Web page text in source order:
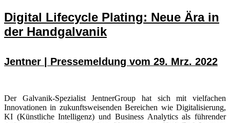
Digital Lifecycle Plating: Neue Ära in
der Handgalvanik
Jentner | Pressemeldung vom 29. Mrz. 2022
Der Galvanik-Spezialist JentnerGroup hat sich mit vielfachen
Innovationen in zukunftsweisenden Bereichen wie Digitalisierung,
KI (Künstliche Intelligenz) und Business Analytics als führender